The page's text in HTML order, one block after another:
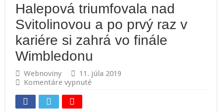
Halepová triumfovala nad
Svitolinovou a po prvý raz v
kariére si zahrá vo finále
Wimbledonu
Webnoviny
11. júla 2019
Komentáre vypnuté